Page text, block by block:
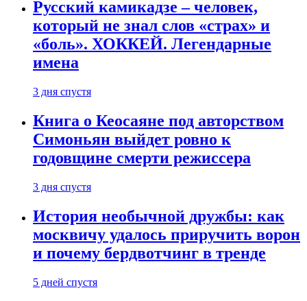
Русский камикадзе – человек,
который не знал слов «страх» и
«боль». ХОККЕЙ. Легендарные
имена
3 дня спустя
Книга о Кеосаяне под авторством
Симоньян выйдет ровно к
годовщине смерти режиссера
3 дня спустя
История необычной дружбы: как
москвичу удалось приручить ворон
и почему бердвотчинг в тренде
5 дней спустя